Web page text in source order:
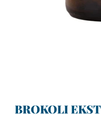
BROKOLI